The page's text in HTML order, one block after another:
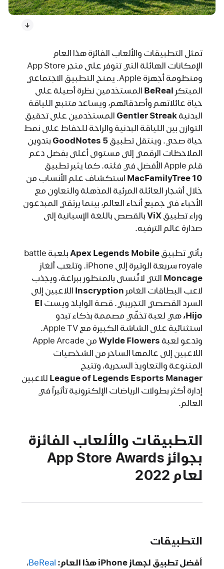
تمثل التطبيقات والألعاب الفائزة هذا العام
الإمكانات الهائلة التي تتوفر على متجر App Store
ومنظومة أجهزة Apple. يمنح التطبيق الاجتماعي
المبتكر BeReal‏ المستخدمين نظرة أصيلة على
حياة عائلاتهم وأصدقائهم، ويساعد متتبع اللياقة
البدنية Gentler Streak‏ المستخدمين على تحقيق
التوازن بين اللياقة البدنية والراحة للحفاظ على نمط
حياة صحي. وينتقل تطبيق GoodNotes 5‏ بتدوين
الملاحظات الرقمي إلى مستوى أعلى بفضل دعم
قلم Apple الأفضل في فئته. كما يثير تطبيق
MacFamilyTree 10‏ استكشاف علم الأنساب من
خلال أشجار العائلة المرئية المذهلة والتعاون مع
الأحباء في جميع أنحاء العالم، بينما يرتقي المبدعون
وراء تطبيق ViX‏ بالقصص باللغة الإسبانية إلى
صدارة عالم الترفيه.
يأتي تطبيق Apex Legends Mobile‏
بلعبة battle
royale سريعة الوتيرة إلى iPhone. وتلعب ألغاز
Moncage‏ التي لا تُنسى بالمنظور ببراعة، ويجذب
لاعب البطاقات الغامر Inscryption‏ اللاعبين إلى
السرد القصصي التجريبي. قصة الوايلد ويست El
Hijo‏، هي لعبة تخفّي مصممة بذكاء تبدو
استثنائية على الشاشة الكبيرة مع Apple TV.
وتدعو لعبة Wylde Flowers‏
من Apple Arcade
اللاعبين إلى عالمها الساحر من الشخصيات
المتنوعة والتعاويذ السحرية، وتتيح
League of Legends Esports Manager‏ للاعبين
إدارة أكثر بطولات الرياضات الإلكترونية تأثيراً في
العالم.
التطبيقات والألعاب الفائزة
بجوائز App Store Awards
لعام 2022
التطبيقات
أفضل تطبيق لجهاز iPhone هذا العام: BeReal‏،